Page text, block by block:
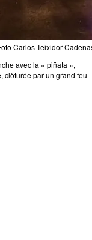
Carlos Teixidor
avec la « piñata »,
clôturée par un grand feu